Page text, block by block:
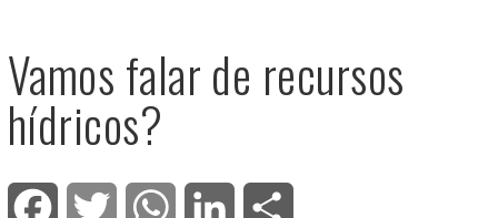
Vamos falar de recursos
hídricos?
Facebook Twitter WhatsApp LinkedIn